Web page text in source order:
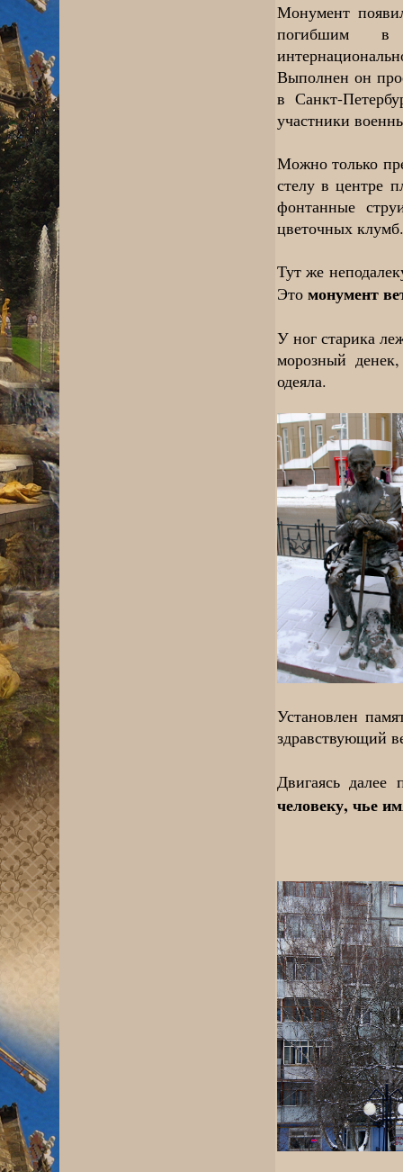
Монумент
погибшим в
Выполнен он
в Санкт-
участники
Можно только
стелу в центре
фонтанные
цветочных клумб.
Тут же
Это монумент
У ног старика
морозный
одеяла.
Установлен
здравствующий
Двигаясь
человеку, чье